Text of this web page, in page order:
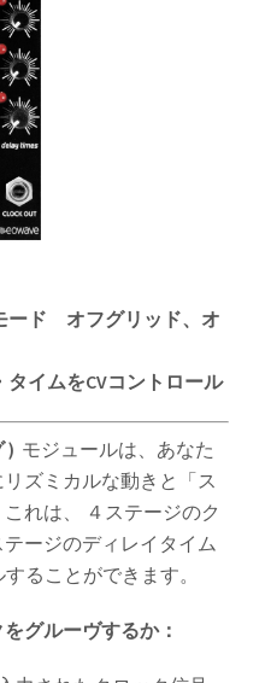
ード オフグリッド、オ
イムをCVコントロール
) モジュールは、あなた
ズミカルな動きと「ス
れは、 ４ステージのク
ージのディレイタイム
ることができます。
グルーヴするか：